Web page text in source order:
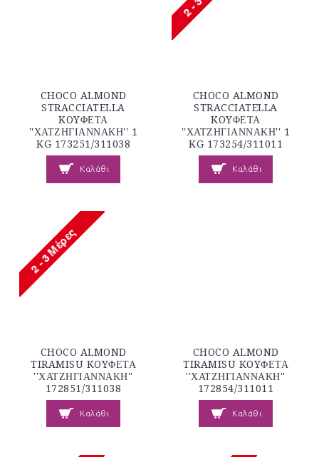
CHOCO ALMOND
STRACCIATELLA
KOYΦΕΤΑ
''ΧΑΤΖΗΓΙΑΝΝΑΚΗ'' 1
KG 173251/311038
Καλάθι
CHOCO ALMOND
STRACCIATELLA
KOYΦΕΤΑ
''ΧΑΤΖΗΓΙΑΝΝΑΚΗ'' 1
KG 173254/311011
Καλάθι
CHOCO ALMOND
TIRAMISU KOYΦΕΤΑ
''ΧΑΤΖΗΓΙΑΝΝΑΚΗ''
172851/311038
Καλάθι
CHOCO ALMOND
TIRAMISU KOYΦΕΤΑ
''ΧΑΤΖΗΓΙΑΝΝΑΚΗ''
172854/311011
Καλάθι